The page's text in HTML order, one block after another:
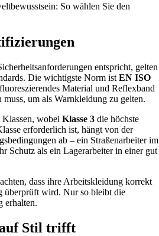
So wählen Sie den
entspricht, gelten
Die wichtigste Norm ist EN ISO
Material und Reflexband
um als Warnkleidung zu gelten.
wobei Klasse 3 die höchste
erforderlich ist, hängt von der
ab – ein Straßenarbeiter im
Schutz als ein Lagerarbeiter in einer gut
dass ihre Arbeitskleidung korrekt
überprüft wird. Nur so bleibt die
erhalten.
Stil trifft